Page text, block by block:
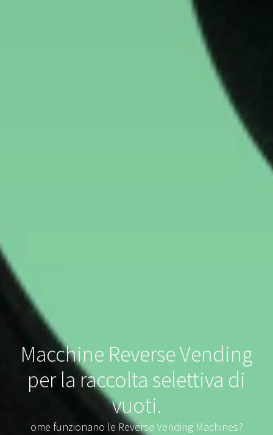
Macchine Reverse Vending
per la raccolta selettiva di
vuoti.
ome funzionano le Reverse Vending Machines?